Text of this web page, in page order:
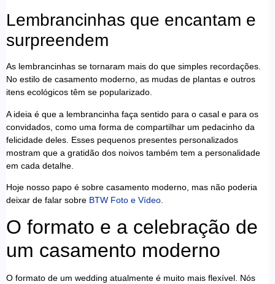
Lembrancinhas que encantam e
surpreendem
As lembrancinhas se tornaram mais do que simples recordações.
No estilo de casamento moderno, as mudas de plantas e outros
itens ecológicos têm se popularizado.
A ideia é que a lembrancinha faça sentido para o casal e para os
convidados, como uma forma de compartilhar um pedacinho da
felicidade deles. Esses pequenos presentes personalizados
mostram que a gratidão dos noivos também tem a personalidade
em cada detalhe.
Hoje nosso papo é sobre casamento moderno, mas não poderia
deixar de falar sobre BTW Foto e Vídeo
O formato e a celebração de
um casamento moderno
O formato de um wedding atualmente é muito mais flexível. Nós